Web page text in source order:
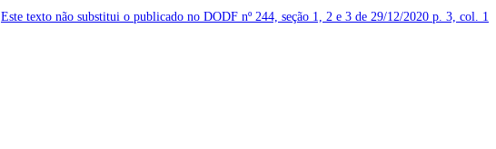
Este texto não substitui o publicado no DODF nº 244, seção 1, 2 e 3 de 29/12/2020 p. 3, col. 1